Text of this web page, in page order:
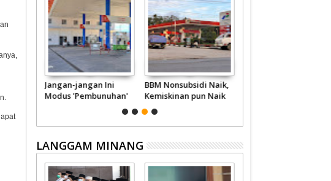
BBM Nonsubsidi Naik,
Kemiskinan pun Naik
Wahai Pejabat,
Berhentilah
Memperkaya Diri
Sendiri
LANGGAM MINANG